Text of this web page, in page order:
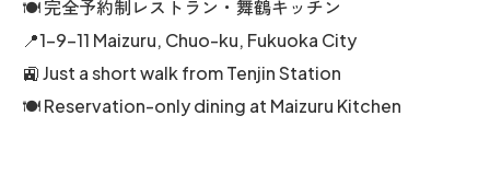
🍽️ 完全予約制レストラン・舞鶴キッチン
📍1-9-11 Maizuru, Chuo-ku, Fukuoka City
🚉 Just a short walk from Tenjin Station
🍽️ Reservation-only dining at Maizuru Kitchen